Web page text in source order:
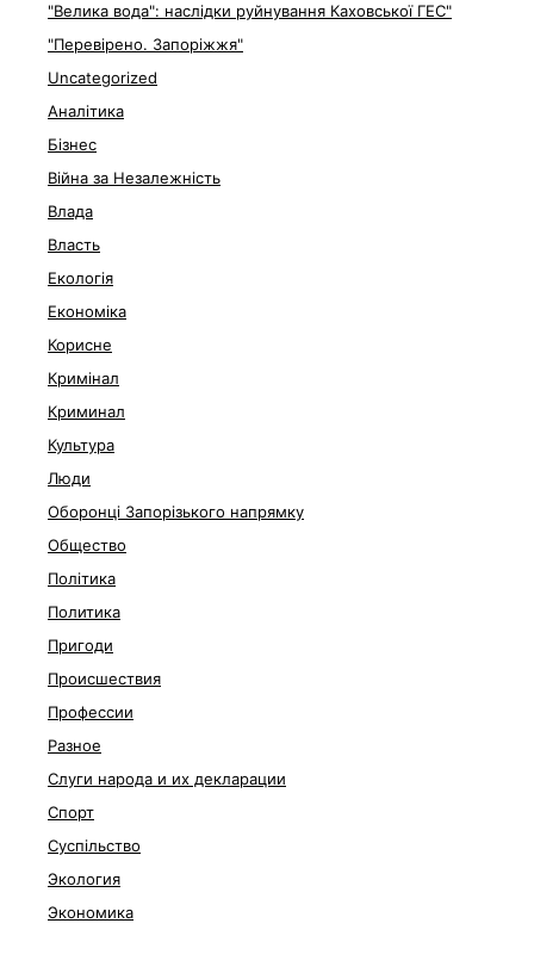
"Велика вода": наслідки руйнування Каховської ГЕС"
"Перевірено. Запоріжжя"
Uncategorized
Аналітика
Бізнес
Війна за Незалежність
Влада
Власть
Екологія
Економіка
Корисне
Кримінал
Криминал
Культура
Люди
Оборонці Запорізького напрямку
Общество
Політика
Политика
Пригоди
Происшествия
Профессии
Разное
Слуги народа и их декларации
Спорт
Суспільство
Экология
Экономика